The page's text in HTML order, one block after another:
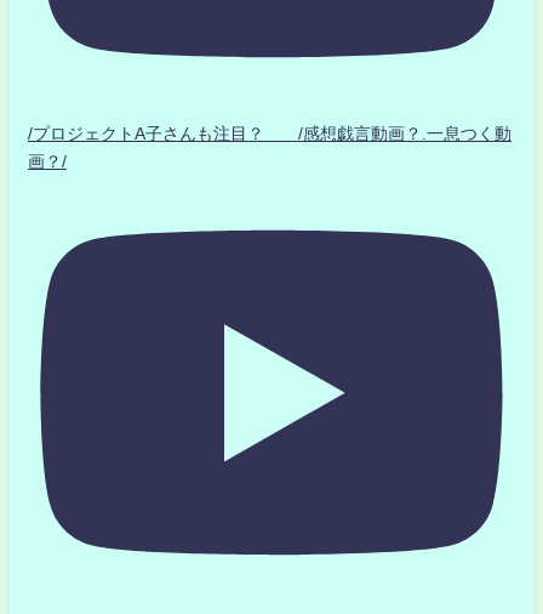
/プロジェクトA子さんも注目？ /感想戯言動画？.一息つく動
画？/